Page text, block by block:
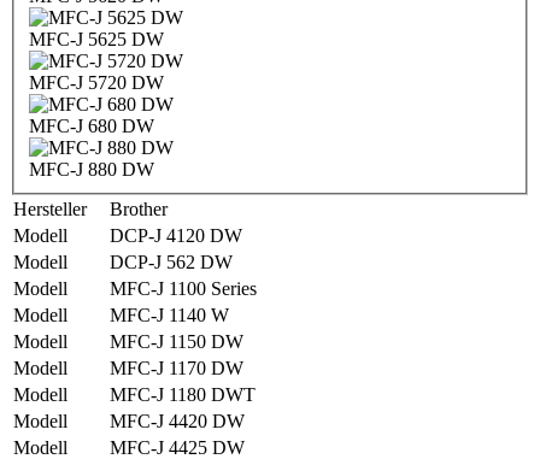
MFC-J 5625 DW
MFC-J 5720 DW
MFC-J 680 DW
MFC-J 880 DW
Hersteller
Brother
Modell
DCP-J 4120 DW
Modell
DCP-J 562 DW
Modell
MFC-J 1100 Series
Modell
MFC-J 1140 W
Modell
MFC-J 1150 DW
Modell
MFC-J 1170 DW
Modell
MFC-J 1180 DWT
Modell
MFC-J 4420 DW
Modell
MFC-J 4425 DW